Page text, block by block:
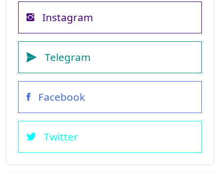
Instagram
Telegram
Facebook
Twitter